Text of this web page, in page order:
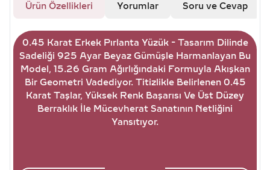
Ürün Özellikleri Yorumlar Soru ve Cevap
0.45 Karat Erkek Pırlanta Yüzük - Tasarım Dilinde
Sadeliği 925 Ayar Beyaz Gümüşle Harmanlayan Bu
Model, 15.26 Gram Ağırlığındaki Formuyla Akışkan
Bir Geometri Vadediyor. Titizlikle Belirlenen 0.45
Karat Taşlar, Yüksek Renk Başarısı Ve Üst Düzey
Berraklık İle Mücevherat Sanatının Netliğini
Yansıtıyor.